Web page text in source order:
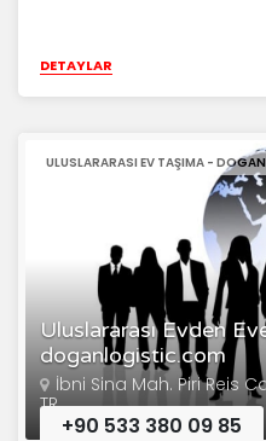
DETAYLAR
Uluslararası Evden
doganlogistic.com
ULUSLARARASI EV TAŞIMA -
İbni Sina Mah. Piri Reis
TR
+90 533 380 09 85